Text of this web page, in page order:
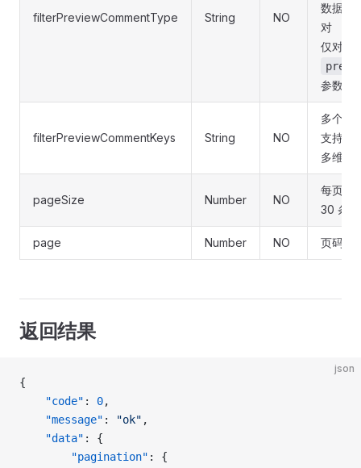
filterPreviewCommentType String NO
数据中
对
仅对返
参数有
filterPreviewCommentKeys String NO
多个以
支持「
多维数
pageSize Number NO
每页显
30 条）
page Number NO 页码（
返回结果
json
{
    "code"
: 0,
    "message"
: "ok" ,
    "data"
: {
        "pagination"
: {